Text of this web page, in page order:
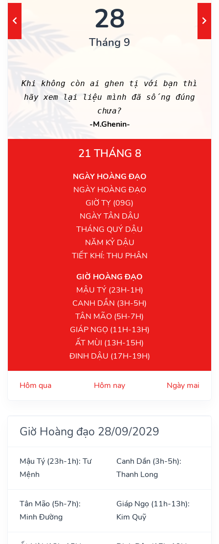
28
Tháng 9
Khi không còn ai ghen tị với bạn thì
hãy xem lại liệu mình đã sống đúng
chưa?
-M.Ghenin-
21 THÁNG 8
NGÀY HOÀNG ĐẠO
NGÀY HOÀNG ĐẠO
GIỜ TỴ (09G)
NGÀY TÂN DẬU
THÁNG QUÝ DẬU
NĂM KỶ DẬU
TIẾT KHÍ: THU PHÂN
GIỜ HOÀNG ĐẠO
MẬU TÝ (23H-1H)
CANH DẦN (3H-5H)
TÂN MÃO (5H-7H)
GIÁP NGỌ (11H-13H)
ẤT MÙI (13H-15H)
ĐINH DẬU (17H-19H)
Hôm qua Hôm nay Ngày mai
Giờ Hoàng đạo 28/09/2029
Mậu Tý (23h-1h): Tư
Mệnh
Canh Dần (3h-5h):
Thanh Long
Tân Mão (5h-7h):
Minh Đường
Giáp Ngọ (11h-13h):
Kim Quỹ